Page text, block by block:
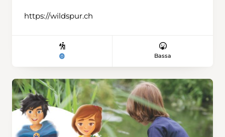
https://wildspur.ch
Bassa